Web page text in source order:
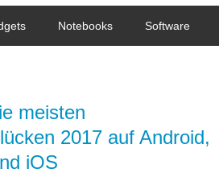
Notebooks Software
meisten
2017 auf Android,
iOS